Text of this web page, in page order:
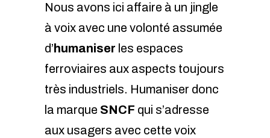
Nous avons ici affaire à un jingle
à voix avec une volonté assumée
d’humaniser les espaces
ferroviaires aux aspects toujours
très industriels. Humaniser donc
la marque SNCF qui s’adresse
aux usagers avec cette voix